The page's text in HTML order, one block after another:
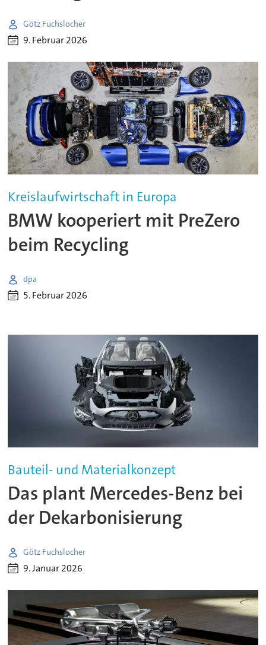
Götz Fuchslocher
9. Februar 2026
Kreislaufwirtschaft in Europa
BMW kooperiert mit PreZero
beim Recycling
dpa
5. Februar 2026
Bauteil- und Materialkonzept
Das plant Mercedes-Benz bei
der Dekarbonisierung
Götz Fuchslocher
9. Januar 2026